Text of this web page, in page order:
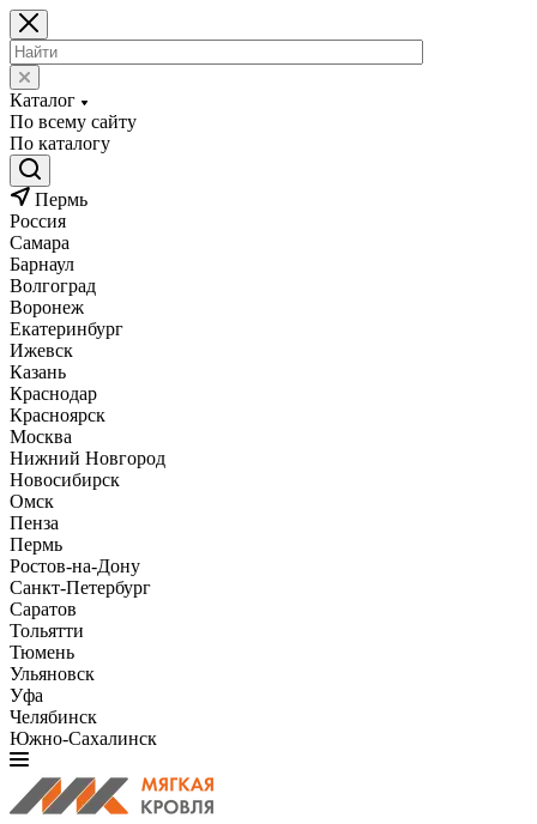
Каталог
По всему сайту
По каталогу
Пермь
Россия
Самара
Барнаул
Волгоград
Воронеж
Екатеринбург
Ижевск
Казань
Краснодар
Красноярск
Москва
Нижний Новгород
Новосибирск
Омск
Пенза
Пермь
Ростов-на-Дону
Санкт-Петербург
Саратов
Тольятти
Тюмень
Ульяновск
Уфа
Челябинск
Южно-Сахалинск